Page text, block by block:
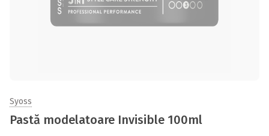
Syoss
Pastă modelatoare Invisible 100ml